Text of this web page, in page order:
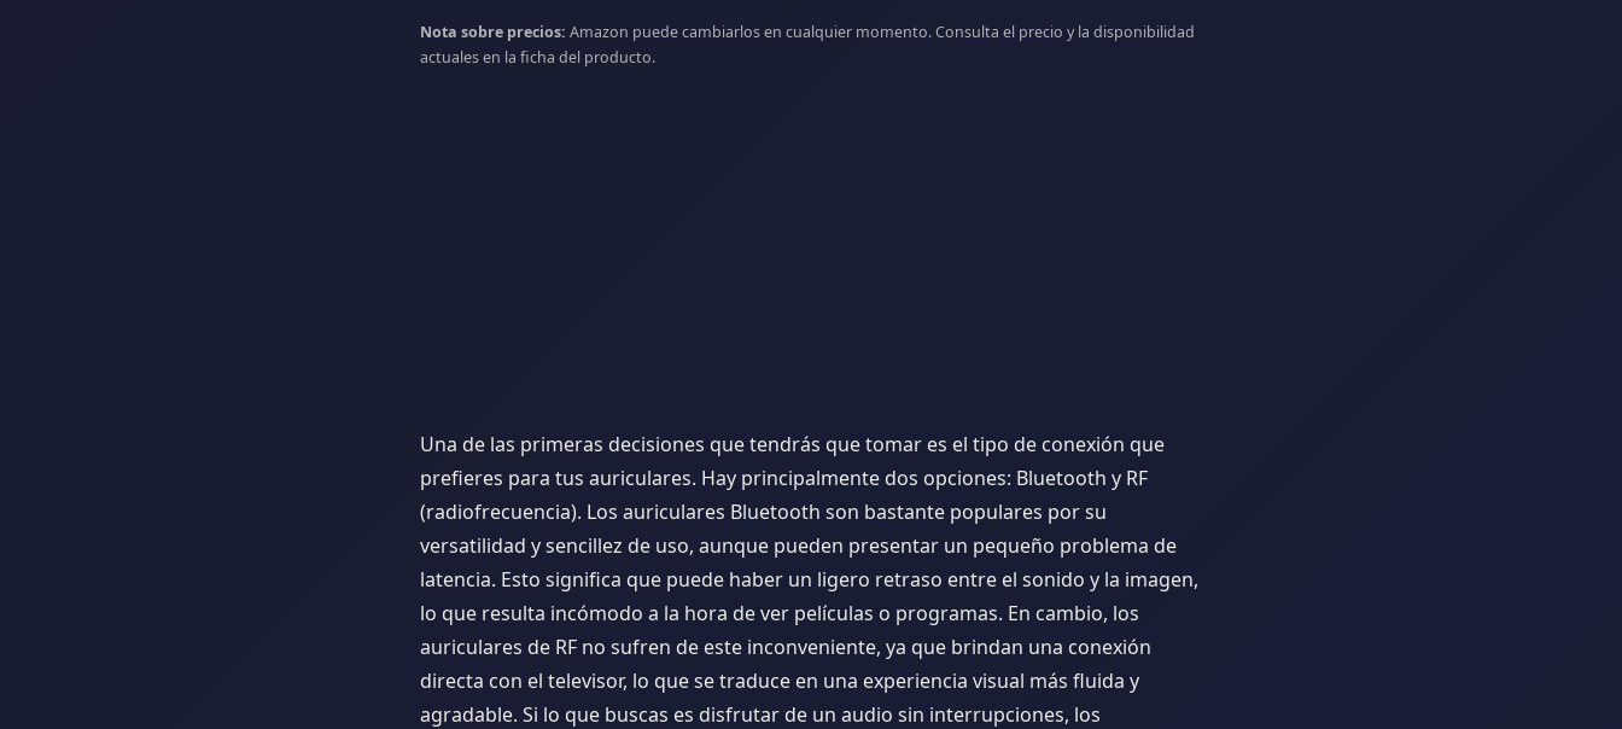
Nota sobre precios: Amazon puede cambiarlos en cualquier momento. Consulta el precio y la disponibilidad
actuales en la ficha del producto.
Una de las primeras decisiones que tendrás que tomar es el tipo de conexión que
prefieres para tus auriculares. Hay principalmente dos opciones: Bluetooth y RF
(radiofrecuencia). Los auriculares Bluetooth son bastante populares por su
versatilidad y sencillez de uso, aunque pueden presentar un pequeño problema de
latencia. Esto significa que puede haber un ligero retraso entre el sonido y la imagen,
lo que resulta incómodo a la hora de ver películas o programas. En cambio, los
auriculares de RF no sufren de este inconveniente, ya que brindan una conexión
directa con el televisor, lo que se traduce en una experiencia visual más fluida y
agradable. Si lo que buscas es disfrutar de un audio sin interrupciones, los